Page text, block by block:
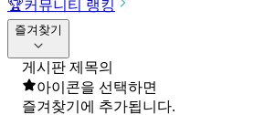
🏆커뮤니티 랭킹
즐겨찾기
게시판 제목의
아이콘을 선택하면
즐겨찾기에 추가됩니다.